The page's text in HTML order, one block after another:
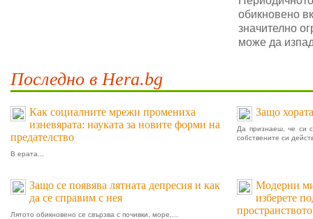
обикновено
значително
може да
Последно в Hera.bg
Как социалните мрежи промениха
изневярата: науката за новите форми на
предателство
В ерата...
Защо
Да признаеш, че си
собствените си
Защо се появява лятната депресия и как
да се справим с нея
Лятото обикновено се свързва с почивки, море,...
Модерни
изберете